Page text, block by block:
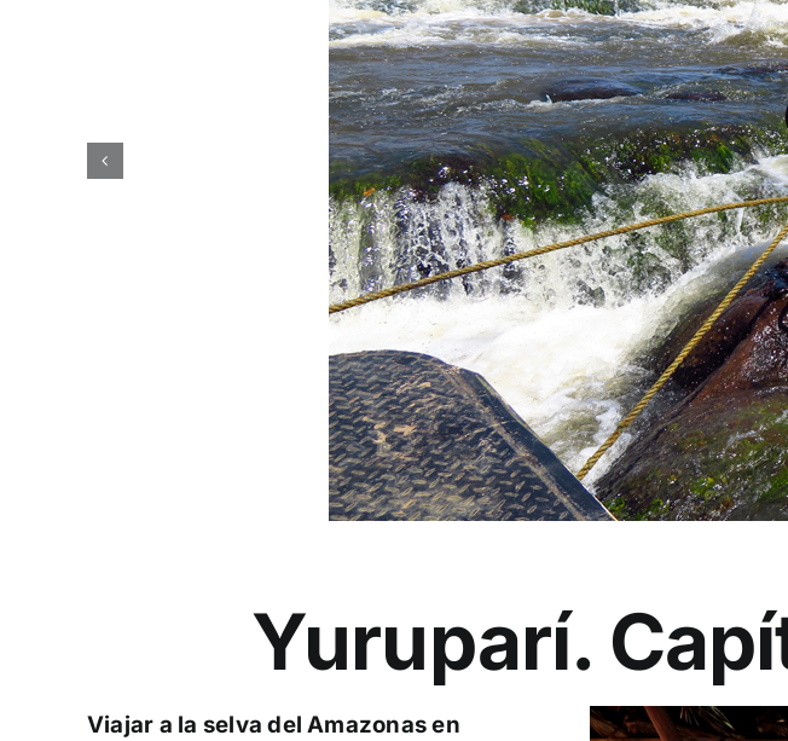
Yuruparí.
Viajar a la selva del Amazonas en